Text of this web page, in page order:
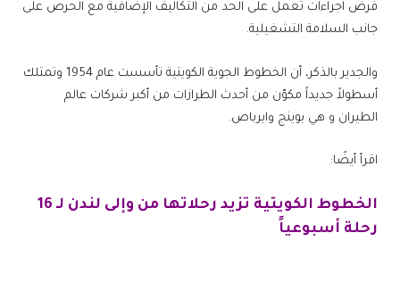
فرض اجراءات تعمل على الحد من التكاليف الإضافية مع الحرص على
جانب السلامة التشغيلية.
والجدير بالذكر، أن الخطوط الجوية الكويتية تأسست عام 1954 وتمتلك
أسطولاً جديداً مكوّن من أحدث الطرازات من أكبر شركات عالم
الطيران و هي بوينج وايرباص.
اقرأ أيضًا:
الخطوط الكويتية تزيد رحلاتها من وإلى لندن لـ 16
رحلة أسبوعياً